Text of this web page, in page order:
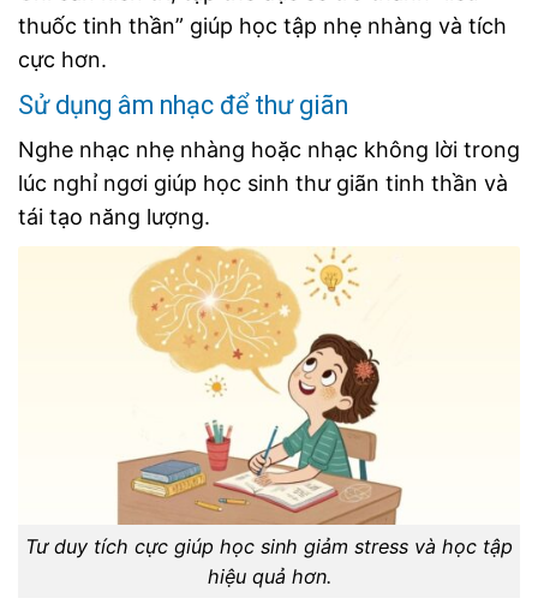
thuốc tinh thần” giúp học tập nhẹ nhàng và tích
cực hơn.
Sử dụng âm nhạc để thư giãn
Nghe nhạc nhẹ nhàng hoặc nhạc không lời trong
lúc nghỉ ngơi giúp học sinh thư giãn tinh thần và
tái tạo năng lượng.
Tư duy tích cực giúp học sinh giảm stress và học tập
hiệu quả hơn.